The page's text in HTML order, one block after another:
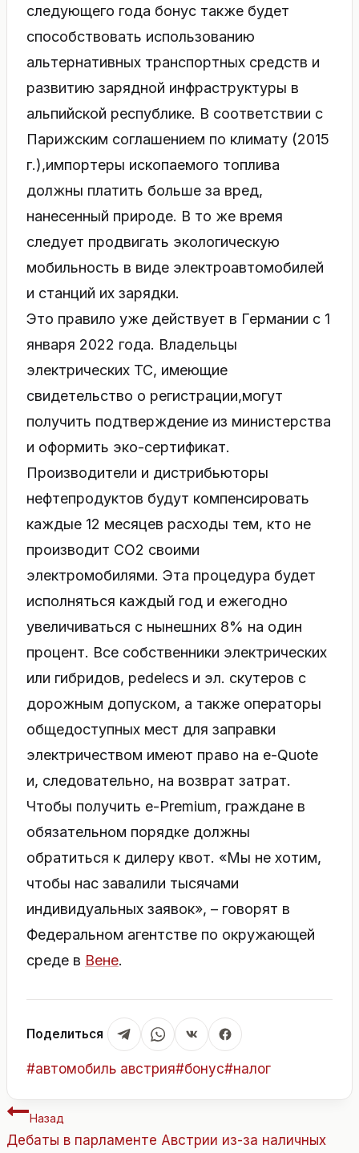
следующего года бонус также будет
способствовать использованию
альтернативных транспортных средств и
развитию зарядной инфраструктуры в
альпийской республике. В соответствии с
Парижским соглашением по климату (2015
г.),импортеры ископаемого топлива
должны платить больше за вред,
нанесенный природе. В то же время
следует продвигать экологическую
мобильность в виде электроавтомобилей
и станций их зарядки.
Это правило уже действует в Германии с 1
января 2022 года. Владельцы
электрических ТС, имеющие
свидетельство о регистрации,могут
получить подтверждение из министерства
и оформить эко-сертификат.
Производители и дистрибьюторы
нефтепродуктов будут компенсировать
каждые 12 месяцев расходы тем, кто не
производит СО2 своими
электромобилями. Эта процедура будет
исполняться каждый год и ежегодно
увеличиваться с нынешних 8% на один
процент. Все собственники электрических
или гибридов, pedelecs и эл. скутеров с
дорожным допуском, а также операторы
общедоступных мест для заправки
электричеством имеют право на e-Quote
и, следовательно, на возврат затрат.
Чтобы получить e-Premium, граждане в
обязательном порядке должны
обратиться к дилеру квот. «Мы не хотим,
чтобы нас завалили тысячами
индивидуальных заявок», – говорят в
Федеральном агентстве по окружающей
среде в Вене.
Поделиться
Метки
#автомобиль австрия#бонус#налог
Навигация
по
Назад
Дебаты в парламенте Австрии из-за наличных